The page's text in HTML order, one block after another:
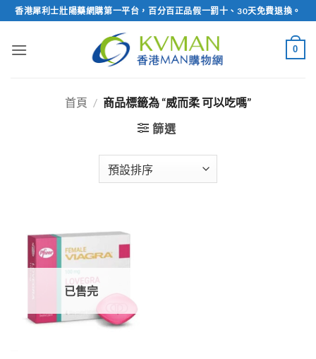
Skip
to
content
香港犀利士壯陽藥網購第一平台，百分百正品假一罰十、30天免費退換。
0
首頁 / 商品標籤為 “威而柔 可以吃嗎”
篩選
已售完